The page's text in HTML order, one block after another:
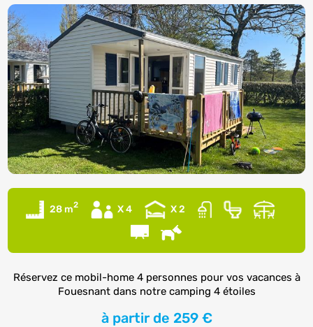
28 m2 X 4 X 2
Réservez ce mobil-home 4 personnes pour vos vacances à
Fouesnant dans notre camping 4 étoiles
à partir de 259 €